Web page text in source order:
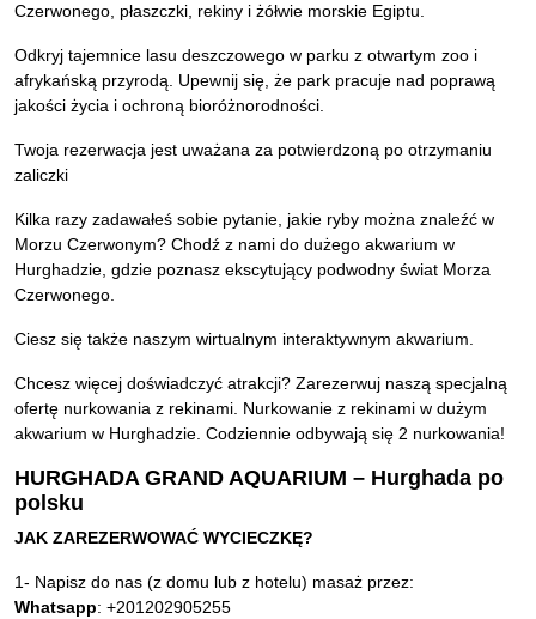
Czerwonego, płaszczki, rekiny i żółwie morskie Egiptu.
Odkryj tajemnice lasu deszczowego w parku z otwartym zoo i
afrykańską przyrodą. Upewnij się, że park pracuje nad poprawą
jakości życia i ochroną bioróżnorodności.
Twoja rezerwacja jest uważana za potwierdzoną po otrzymaniu
zaliczki
Kilka razy zadawałeś sobie pytanie, jakie ryby można znaleźć w
Morzu Czerwonym? Chodź z nami do dużego akwarium w
Hurghadzie, gdzie poznasz ekscytujący podwodny świat Morza
Czerwonego.
Ciesz się także naszym wirtualnym interaktywnym akwarium.
Chcesz więcej doświadczyć atrakcji? Zarezerwuj naszą specjalną
ofertę nurkowania z rekinami. Nurkowanie z rekinami w dużym
akwarium w Hurghadzie. Codziennie odbywają się 2 nurkowania!
HURGHADA GRAND AQUARIUM – Hurghada po
polsku
JAK ZAREZERWOWAĆ WYCIECZKĘ?
1- Napisz do nas (z domu lub z hotelu) masaż przez:
Whatsapp: +201202905255